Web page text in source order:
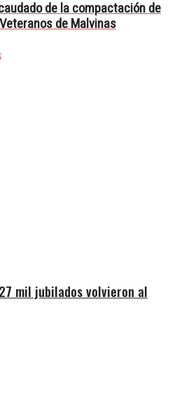
de la compactación de
de Malvinas
mil jubilados volvieron al